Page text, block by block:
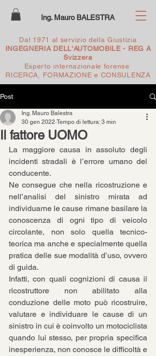
Ing. Mauro BALESTRA
Dal 1971 al servizio della Giustizia
INGEGNERIA DELL'AUTOMOBILE - REG A
Svizzera
Esperto internazionale forense
RICERCA, FORMAZIONE e CONSULENZA
Post
Il fattore UOMO
Ing. Mauro Balestra
30 gen 2022 Tempo di lettura: 3 min
La maggiore causa in assoluto degli
incidenti stradali è l’errore umano del
conducente.
Ne consegue che nella ricostruzione e
nell’analisi del sinistro mirata ad
individuarne le cause rimane basilare la
conoscenza di ogni tipo di veicolo
circolante, non solo quella tecnico-
teorica ma anche e specialmente quella
pratica delle sue modalità d’uso, ovvero
di guida.
Infatti, con quali cognizioni di causa il
ricostruttore non abilitato alla
conduzione delle moto può ricostruire,
valutare e individuare le cause di un
sinistro in cui è coinvolto un motociclista
quando lui stesso, per propria specifica
inesperienza, non conosce le difficoltà e